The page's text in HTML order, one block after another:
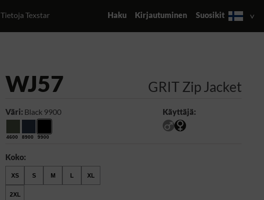
Tietoja Texstar Haku Kirjautuminen Suosikit
WJ57 GRIT Zip Jacket
Väri: Black 9900
4600 8900 9900
Käyttäjä:
Koko:
XS S M L XL
2XL